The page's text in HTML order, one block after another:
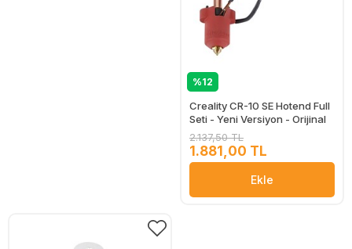
%12
Creality CR-10 SE Hotend Full
Seti - Yeni Versiyon - Orijinal
2.137,50 TL
1.881,00 TL
Ekle